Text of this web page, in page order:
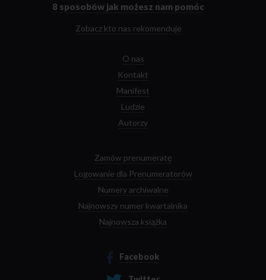
8 sposobów jak możesz nam pomóc
Zobacz kto nas rekomenduje
O nas
Kontakt
Manifest
Ludzie
Autorzy
Zamów prenumeratę
Logowanie dla Prenumeratorów
Numery archiwalne
Najnowszy numer kwartalnika
Najnowsza książka
Facebook